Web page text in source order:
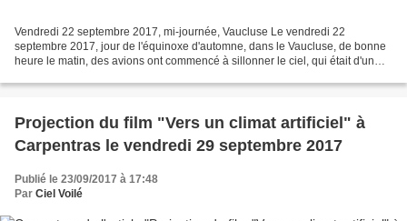
Vendredi 22 septembre 2017, mi-journée, Vaucluse Le vendredi 22
septembre 2017, jour de l'équinoxe d'automne, dans le Vaucluse, de bonne
heure le matin, des avions ont commencé à sillonner le ciel, qui était d'un
Projection du film "Vers un climat artificiel" à
Carpentras le vendredi 29 septembre 2017
Publié le 23/09/2017 à 17:48
Par Ciel Voilé